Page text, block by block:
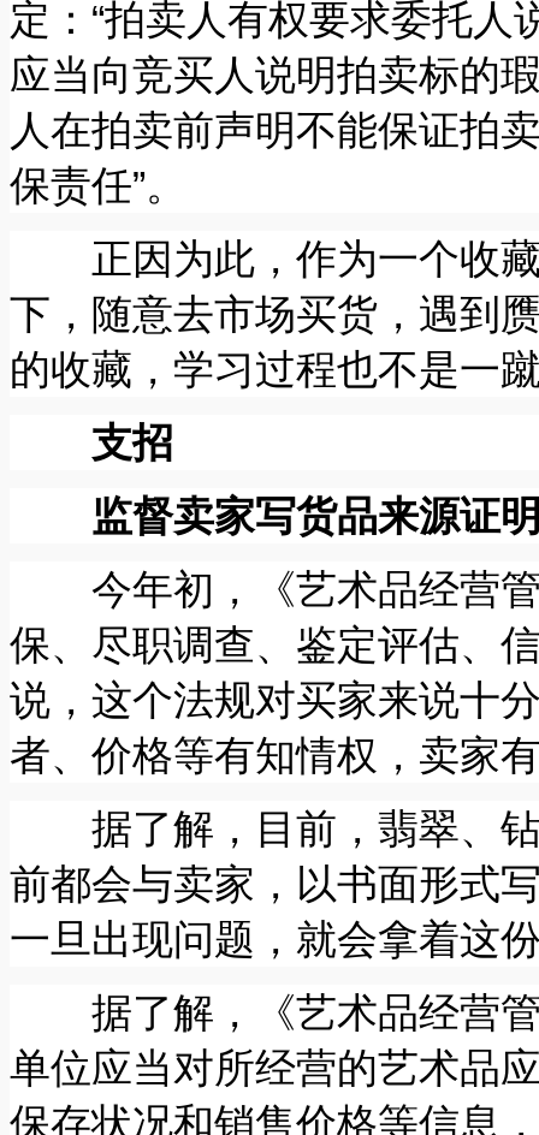
定：“拍卖人有权要求委托人
应当向竞买人说明拍卖标的
人在拍卖前声明不能保证拍
保责任”。
正因为此，作为一个收藏
下，随意去市场买货，遇到
的收藏，学习过程也不是一
支招
监督卖家写货品来源证
今年初，《艺术品经营
保、尽职调查、鉴定评估、
说，这个法规对买家来说十
者、价格等有知情权，卖家
据了解，目前，翡翠、钻
前都会与卖家，以书面形式
一旦出现问题，就会拿着这
据了解，《艺术品经营管
单位应当对所经营的艺术品
保存状况和销售价格等信息